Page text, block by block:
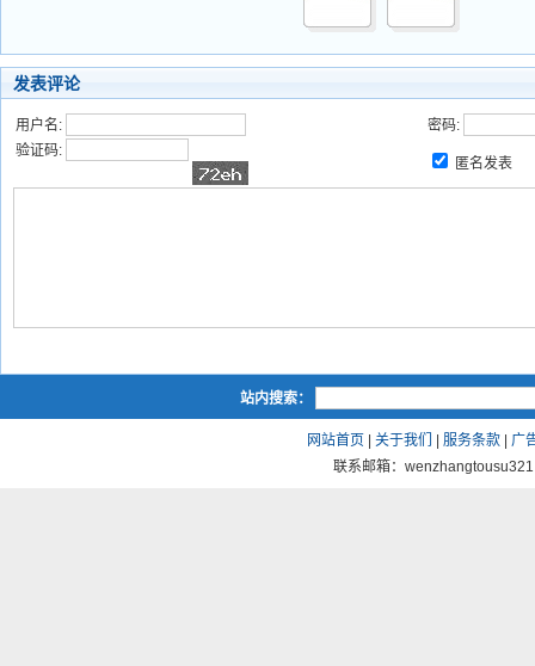
发表评论
用户名:
密码:
验证码:
匿名发表
站内搜索：
网站首页 关于我们 服务条款
广
联系邮箱：